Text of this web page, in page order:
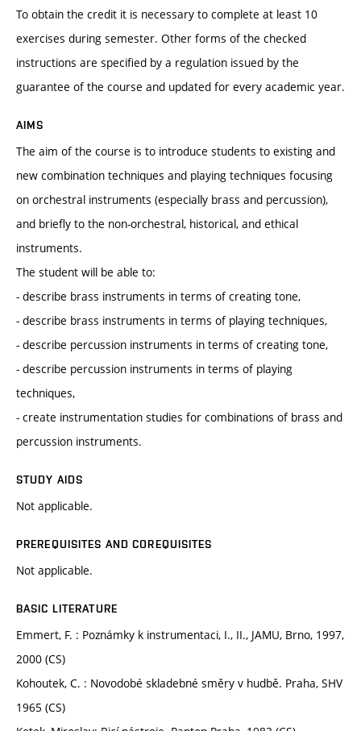
To obtain the credit it is necessary to complete at least 10
exercises during semester. Other forms of the checked
instructions are specified by a regulation issued by the
guarantee of the course and updated for every academic year.
AIMS
The aim of the course is to introduce students to existing and
new combination techniques and playing techniques focusing
on orchestral instruments (especially brass and percussion),
and briefly to the non-orchestral, historical, and ethical
instruments.
The student will be able to:
- describe brass instruments in terms of creating tone,
- describe brass instruments in terms of playing techniques,
- describe percussion instruments in terms of creating tone,
- describe percussion instruments in terms of playing
techniques,
- create instrumentation studies for combinations of brass and
percussion instruments.
STUDY AIDS
Not applicable.
PREREQUISITES AND COREQUISITES
Not applicable.
BASIC LITERATURE
Emmert, F. : Poznámky k instrumentaci, I., II., JAMU, Brno, 1997,
2000 (CS)
Kohoutek, C. : Novodobé skladebné směry v hudbě. Praha, SHV
1965 (CS)